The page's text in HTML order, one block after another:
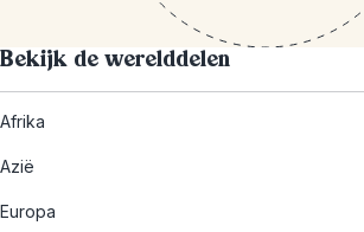
Bekijk de werelddelen
Afrika
Azië
Europa